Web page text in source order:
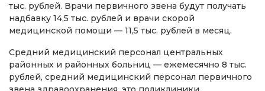
тыс. рублей. Врачи первичного звена будут получать
надбавку 14,5 тыс. рублей и врачи скорой
медицинской помощи — 11,5 тыс. рублей в месяц.
Средний медицинский персонал центральных
районных и районных больниц — ежемесячно 8 тыс.
рублей, средний медицинский персонал первичного